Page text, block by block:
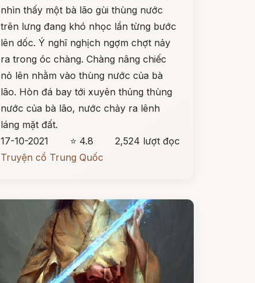
nhìn thấy một bà lão gùi thùng nước
trên lưng đang khó nhọc lần từng bước
lên dốc. Ý nghĩ nghịch ngợm chợt nảy
ra trong óc chàng. Chàng nâng chiếc
nỏ lên nhằm vào thùng nước của bà
lão. Hòn đá bay tới xuyên thủng thùng
nước của bà lão, nước chảy ra lênh
láng mặt đất.
17-10-2021
⭐ 4.8
2,524 lượt đọc
Truyện cổ Trung Quốc